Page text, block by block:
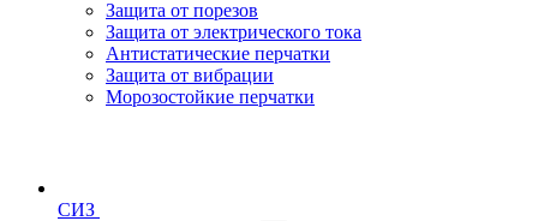
Защита от порезов
Защита от электрического тока
Антистатические перчатки
Защита от вибрации
Морозостойкие перчатки
СИЗ